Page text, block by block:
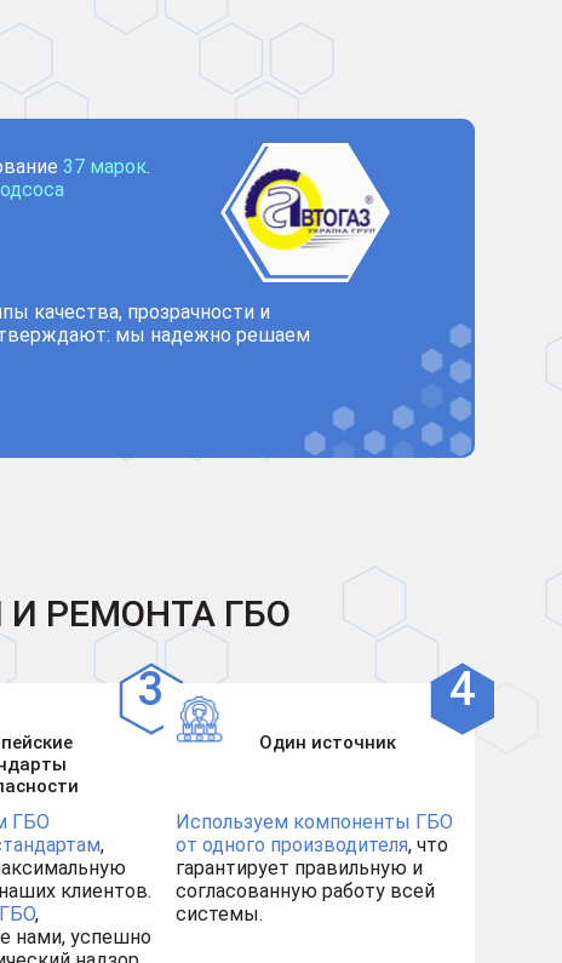
37 марок.
качества, прозрачности и
мы надежно решаем
РЕМОНТА ГБО
ГБО
,
клиентов.
,
нами, успешно
Один источник
Используем компоненты ГБО
от одного производителя, что
гарантирует правильную и
согласованную работу всей
системы.